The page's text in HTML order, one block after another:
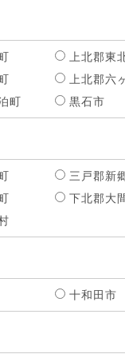
上北郡東
上北郡六
町 黒石市
三戸郡新
下北郡大
十和田市